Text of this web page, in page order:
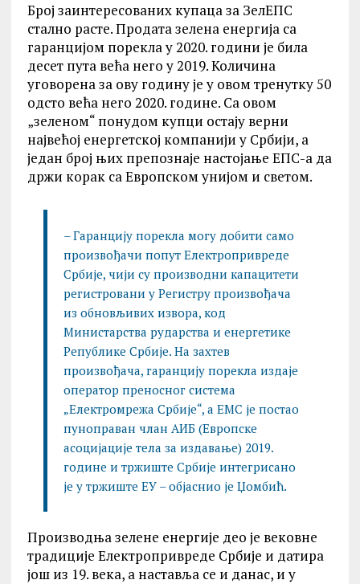
Број заинтересованих купаца за ЗелЕПС
стално расте. Продата зелена енергија са
гаранцијом порекла у 2020. години је била
десет пута већа него у 2019. Количина
уговорена за ову годину је у овом тренутку 50
одсто већа него 2020. године. Са овом
„зеленом“ понудом купци остају верни
највећој енергетској компанији у Србији, а
један број њих препознаје настојање ЕПС-а да
држи корак са Европском унијом и светом.
– Гаранцију порекла могу добити само
произвођачи попут Електропривреде
Србије, чији су производни капацитети
регистровани у Регистру произвођача
из обновљивих извора, код
Министарства рударства и енергетике
Републике Србије. На захтев
произвођача, гаранцију порекла издаје
оператор преносног система
„Електромрежа Србије“, а ЕМС је постао
пуноправан члан АИБ (Европске
асоцијације тела за издавање) 2019.
године и тржиште Србије интегрисано
је у тржиште ЕУ – објаснио је Џомбић.
Производња зелене енергије део је вековне
традиције Електропривреде Србије и датира
још из 19. века, а наставља се и данас, и у